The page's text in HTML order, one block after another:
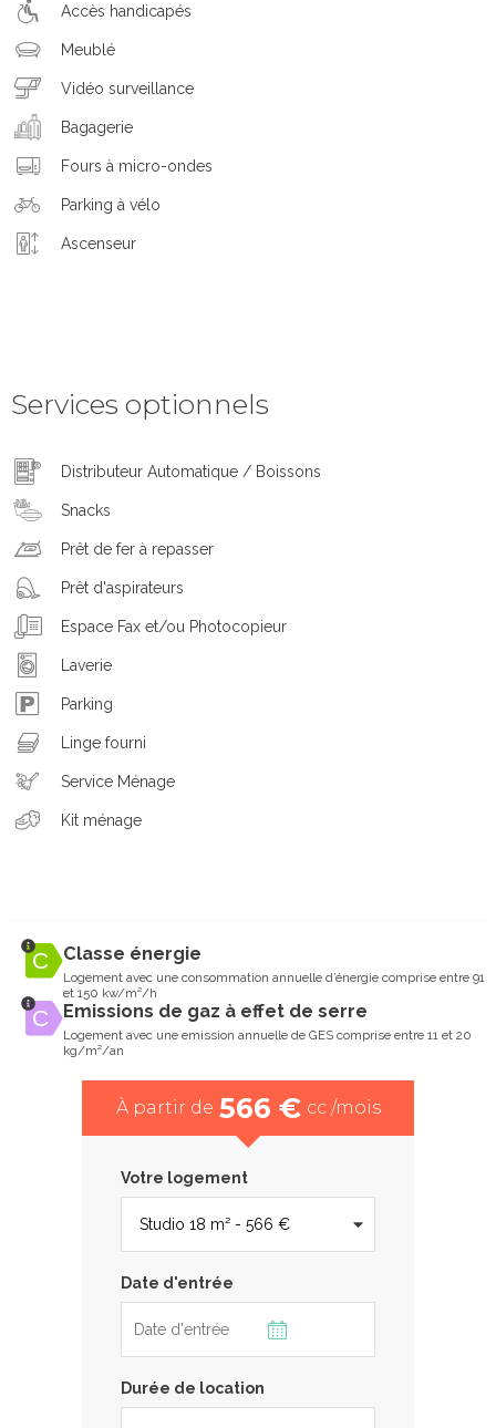
Accès handicapés
Meublé
Vidéo surveillance
Bagagerie
Fours à micro-ondes
Parking à vélo
Ascenseur
Services optionnels
Distributeur Automatique / Boissons
Snacks
Prêt de fer à repasser
Prêt d'aspirateurs
Espace Fax et/ou Photocopieur
Laverie
Parking
Linge fourni
Service Ménage
Kit ménage
Classe énergie
Logement avec une consommation annuelle d’énergie comprise entre 91
et 150 kw/m²/h
Emissions de gaz à effet de serre
Logement avec une emission annuelle de GES comprise entre 11 et 20
kg/m²/an
À partir de 566 € cc /mois
Votre logement
Date d'entrée
Durée de location